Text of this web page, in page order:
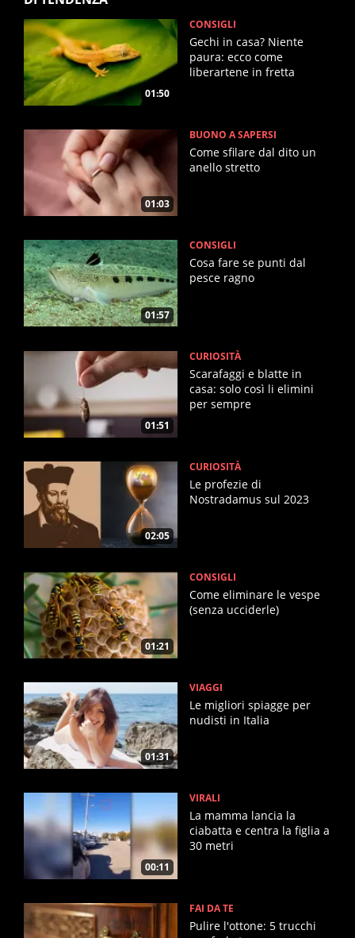
01:50
CONSIGLI
Gechi in casa? Niente
paura: ecco come
liberartene in fretta
01:03
BUONO A SAPERSI
Come sfilare dal dito un
anello stretto
01:57
CONSIGLI
Cosa fare se punti dal
pesce ragno
01:51
CURIOSITÀ
Scarafaggi e blatte in
casa: solo così li elimini
per sempre
02:05
CURIOSITÀ
Le profezie di
Nostradamus sul 2023
01:21
CONSIGLI
Come eliminare le vespe
(senza ucciderle)
01:31
VIAGGI
Le migliori spiagge per
nudisti in Italia
00:11
VIRALI
La mamma lancia la
ciabatta e centra la figlia a
30 metri
FAI DA TE
Pulire l'ottone: 5 trucchi